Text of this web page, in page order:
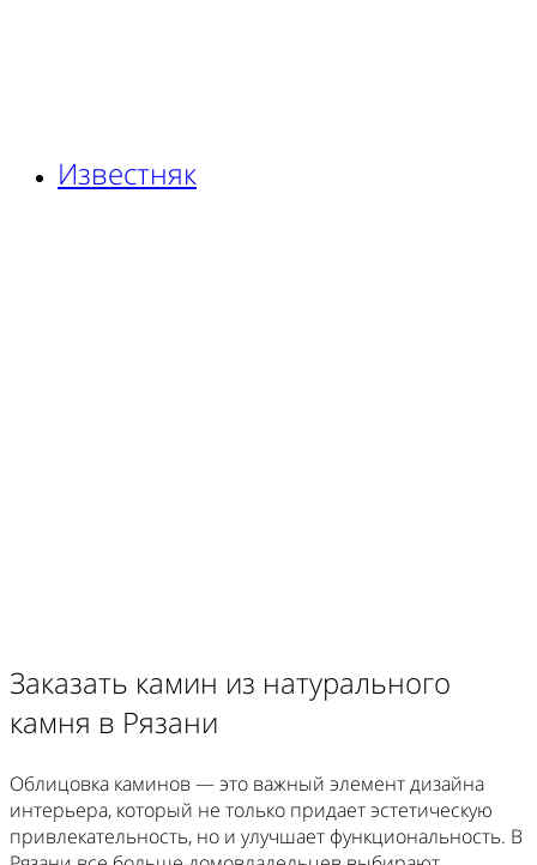
Известняк
Заказать камин из натурального
камня в Рязани
Облицовка каминов — это важный элемент дизайна
интерьера, который не только придает эстетическую
привлекательность, но и улучшает функциональность. В